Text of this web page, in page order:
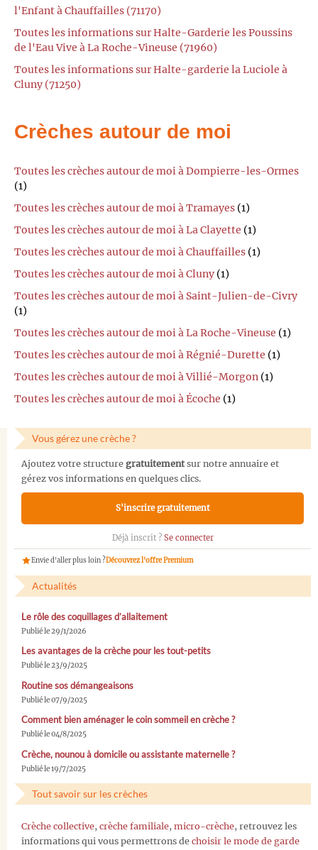
l'Enfant à Chauffailles (71170)
Toutes les informations sur Halte-Garderie les Poussins
de l'Eau Vive à La Roche-Vineuse (71960)
Toutes les informations sur Halte-garderie la Luciole à
Cluny (71250)
Crèches autour de moi
Toutes les crèches autour de moi à Dompierre-les-Ormes
(1)
Toutes les crèches autour de moi à Tramayes (1)
Toutes les crèches autour de moi à La Clayette (1)
Toutes les crèches autour de moi à Chauffailles (1)
Toutes les crèches autour de moi à Cluny (1)
Toutes les crèches autour de moi à Saint-Julien-de-Civry
(1)
Toutes les crèches autour de moi à La Roche-Vineuse (1)
Toutes les crèches autour de moi à Régnié-Durette (1)
Toutes les crèches autour de moi à Villié-Morgon (1)
Toutes les crèches autour de moi à Écoche (1)
Vous gérez une crèche ?
Ajoutez votre structure gratuitementsur notre annuaire et
gérez vos informations en quelques clics.
S'inscrire gratuitement
Déjà inscrit ? Se connecter
Envie d'aller plus loin ?Découvrez l'offre Premium
Actualités
Le rôle des coquillages d’allaitement
Publié le 29/1/2026
Les avantages de la crèche pour les tout-petits
Publié le 23/9/2025
Routine sos démangeaisons
Publié le 07/9/2025
Comment bien aménager le coin sommeil en crèche ?
Publié le 04/8/2025
Crèche, nounou à domicile ou assistante maternelle ?
Publié le 19/7/2025
Tout savoir sur les crèches
Crèche collective, crèche familiale, micro-crèche, retrouvez les
informations qui vous permettrons de choisir le mode de garde